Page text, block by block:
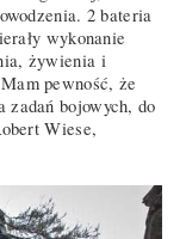
2 bateria
wykonanie
żywienia i
pewność, że
zadań bojowych, do
Wiese,